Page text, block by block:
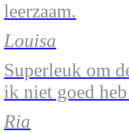
leerzaam.
Louisa
Superleuk om
ik niet goed heb
Ria